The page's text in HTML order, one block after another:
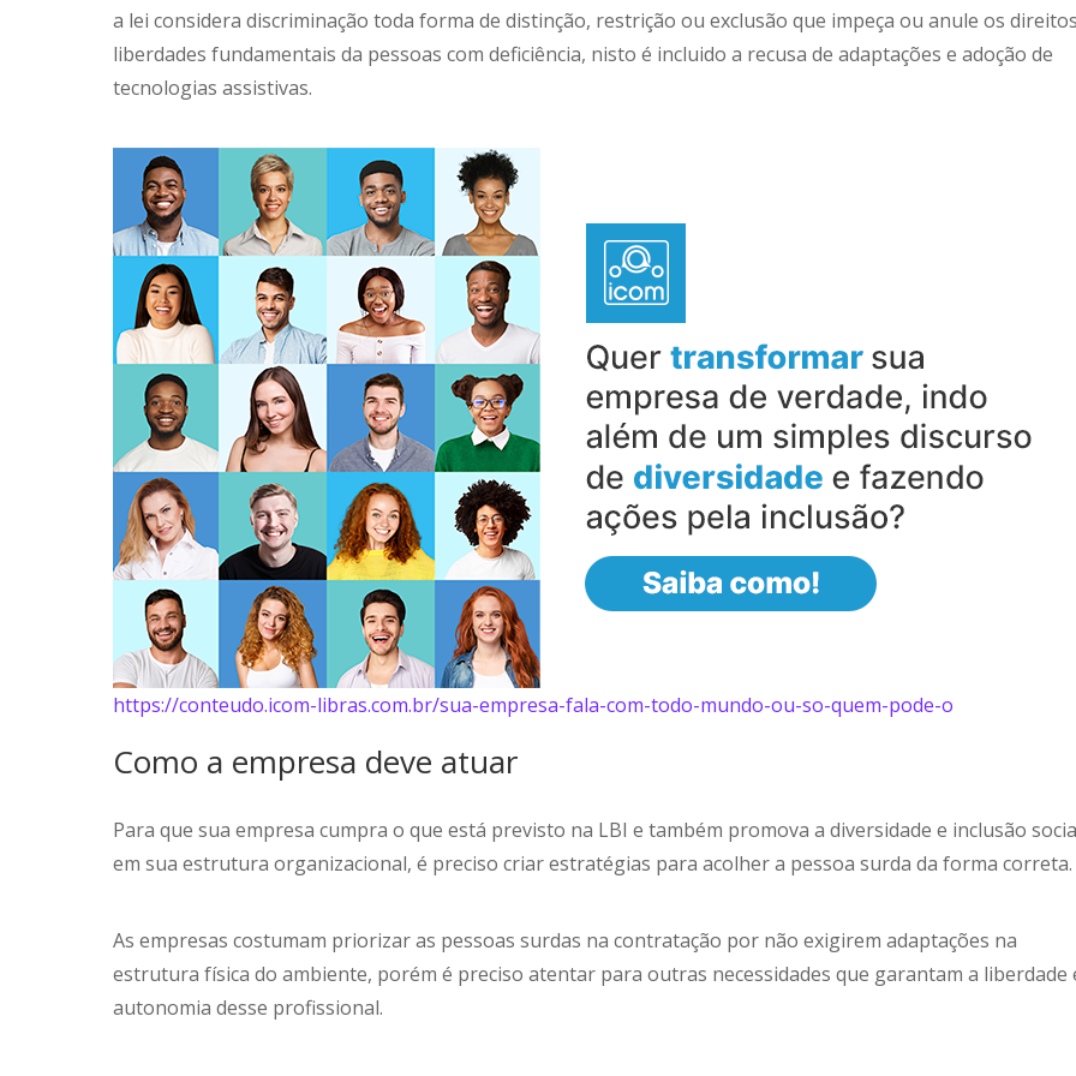
a lei considera discriminação toda forma de distinção, restrição ou exclusão que impeça ou anule os
liberdades fundamentais da pessoas com deficiência, nisto é incluido a recusa de adaptações e adoção de
tecnologias assistivas.
https://conteudo.icom-libras.com.br/sua-empresa-fala-com-todo-mundo-ou-so-quem-pode-o
Como a empresa deve atuar
Para que sua empresa cumpra o que está previsto na LBI e também promova a diversidade e inclusão
em sua estrutura organizacional, é preciso criar estratégias para acolher a pessoa surda da forma
As empresas costumam priorizar as pessoas surdas na contratação por não exigirem adaptações na
estrutura física do ambiente, porém é preciso atentar para outras necessidades que garantam a liberdade
autonomia desse profissional.